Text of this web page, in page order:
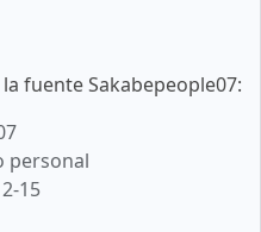
fuente Sakabepeople07:
personal
15